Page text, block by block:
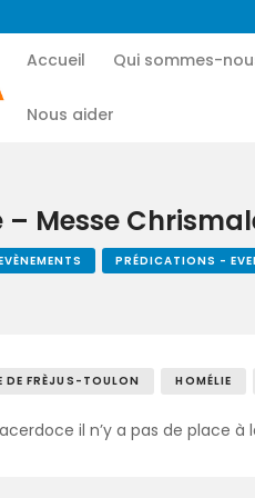
Accueil Qui sommes-
Nous aider
– Messe
PRÉDICATIONS -
DE FRÈJUS-TOULON HOMÉLIE
il n’y a pas de place à